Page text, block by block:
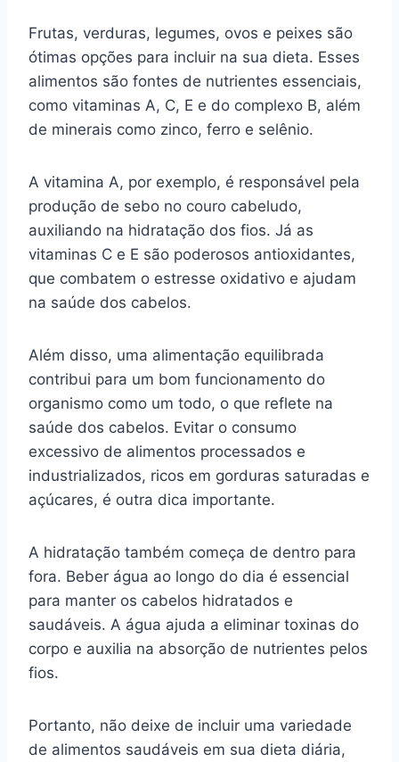
Frutas, verduras, legumes, ovos e peixes são
ótimas opções para incluir na sua dieta. Esses
alimentos são fontes de nutrientes essenciais,
como vitaminas A, C, E e do complexo B, além
de minerais como zinco, ferro e selênio.
A vitamina A, por exemplo, é responsável pela
produção de sebo no couro cabeludo,
auxiliando na hidratação dos fios. Já as
vitaminas C e E são poderosos antioxidantes,
que combatem o estresse oxidativo e ajudam
na saúde dos cabelos.
Além disso, uma alimentação equilibrada
contribui para um bom funcionamento do
organismo como um todo, o que reflete na
saúde dos cabelos. Evitar o consumo
excessivo de alimentos processados e
industrializados, ricos em gorduras saturadas e
açúcares, é outra dica importante.
A hidratação também começa de dentro para
fora. Beber água ao longo do dia é essencial
para manter os cabelos hidratados e
saudáveis. A água ajuda a eliminar toxinas do
corpo e auxilia na absorção de nutrientes pelos
fios.
Portanto, não deixe de incluir uma variedade
de alimentos saudáveis em sua dieta diária,